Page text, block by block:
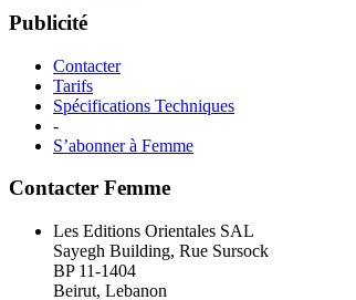
Publicité
Contacter
Tarifs
Spécifications Techniques
-
S’abonner à Femme
Contacter Femme
Les Editions Orientales SAL
Sayegh Building, Rue Sursock
BP 11-1404
Beirut, Lebanon